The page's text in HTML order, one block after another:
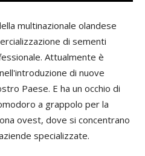
multinazionale olandese
di sementi
Attualmente è
di nuove
Paese. E ha un occhio di
a grappolo per la
ovest, dove si concentrano
specializzate.